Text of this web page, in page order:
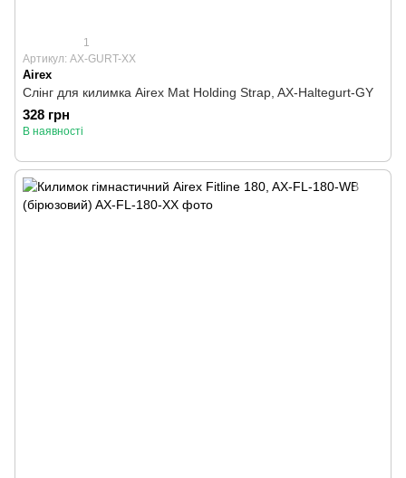
1
Артикул: AX-GURT-XX
Airex
Слінг для килимка Airex Mat Holding Strap, AX-Haltegurt-GY
328 грн
В наявності